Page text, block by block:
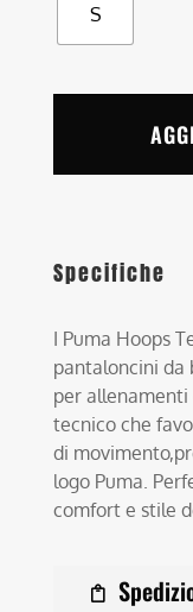
S
Specifiche
I Puma Hoops
pantaloncini da
per
tecnico che
di
logo Puma.
comfort e stile